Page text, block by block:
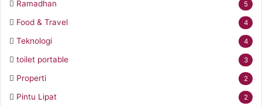
Ramadhan 5
Food & Travel 4
Teknologi 4
toilet portable 3
Properti 2
Pintu Lipat 2